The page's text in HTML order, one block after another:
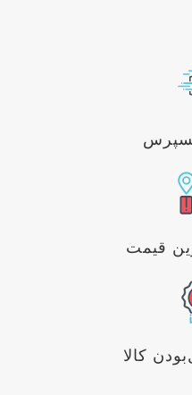
قیمت
کالا